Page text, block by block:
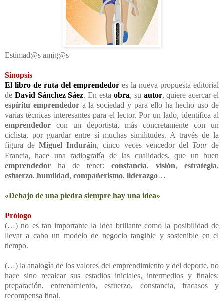
Estimad@s amig@s
Sinopsis
El libro de ruta del emprendedor es la nueva propuesta editorial
de David Sánchez Sáez. En esta obra, su autor, quiere acercar el
espíritu emprendedora la sociedad y para ello ha hecho uso de
varias técnicas interesantes para el lector. Por un lado, identifica al
emprendedor con un deportista, más concretamente con un
ciclista, por guardar entre sí muchas similitudes. A través de la
figura deMiguel Induráin, cinco veces vencedor del Tourde
Francia, hace una radiografía de las cualidades, que un buen
emprendedor ha de tener: constancia, visión, estrategia,
esfuerzo, humildad, compañerismo, liderazgo…
«Debajo de una piedra siempre hay una idea»
Prólogo
(…) no es tan importante la idea brillante como la posibilidad de
llevar a cabo un modelo de negocio tangible y sostenible en el
tiempo.
(…) la analogía de los valores del emprendimiento y del deporte, no
hace sino recalcar sus estadios iniciales, intermedios y finales:
preparación, entrenamiento, esfuerzo, constancia, fracasos y
recompensa final.